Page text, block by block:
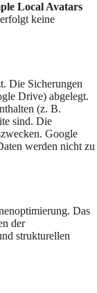
Local Avatars
keine
Die Sicherungen
Drive) abgelegt.
(z. B.
sind. Die
Google
werden nicht zu
Das
der
strukturellen